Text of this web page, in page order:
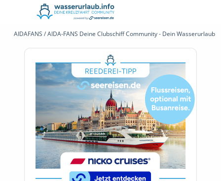
AIDAFANS / AIDA-FANS Deine Clubschiff Community - Dein Wasserurlaub